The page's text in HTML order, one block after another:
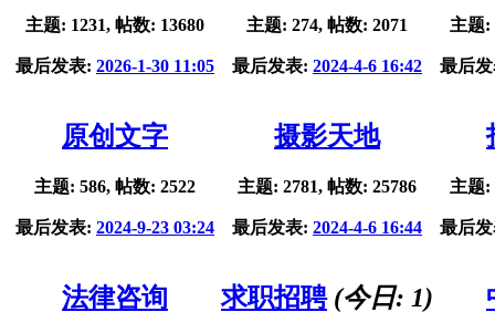
主题: 1231, 帖数: 13680
最后发表: 2026-1-30 11:05
主题: 274, 帖数: 2071
最后发表: 2024-4-6 16:42
主题:
最后
原创文字
主题: 586, 帖数: 2522
最后发表: 2024-9-23 03:24
摄影天地
主题: 2781, 帖数: 25786
最后发表: 2024-4-6 16:44
主题:
最后
法律咨询 求职招聘(今日: 1)